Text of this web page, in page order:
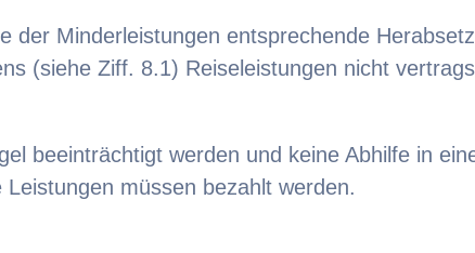
der Minderleistungen entsprechende
(siehe Ziff. 8.1) Reiseleistungen nicht
beeinträchtigt werden und keine Abhilfe in
müssen bezahlt werden.